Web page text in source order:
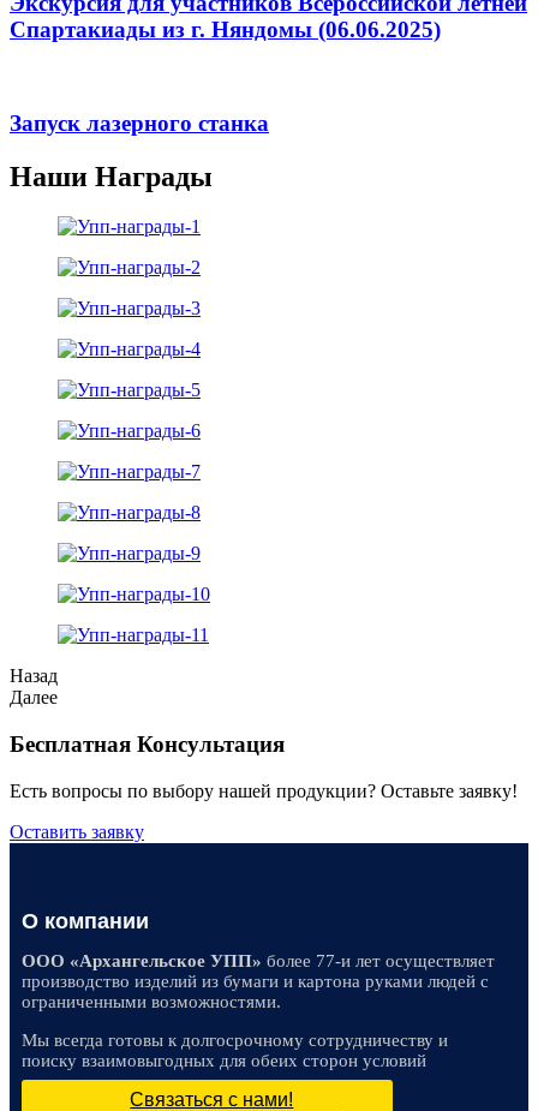
Спартакиады из г. Няндомы (06.06.2025)
Запуск лазерного станка
Наши Награды
Назад
Далее
Бесплатная Консультация
Есть вопросы по выбору нашей продукции? Оставьте заявку!
Оставить заявку
О компании
ООО «Архангельское УПП» более 77-и лет осуществляет
производство изделий из бумаги и картона руками людей с
ограниченными возможностями.
Мы всегда готовы к долгосрочному сотрудничеству и
поиску взаимовыгодных для обеих сторон условий
Связаться с нами!